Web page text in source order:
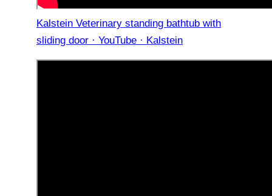
Kalstein Veterinary standing bathtub with
sliding door · YouTube · Kalstein